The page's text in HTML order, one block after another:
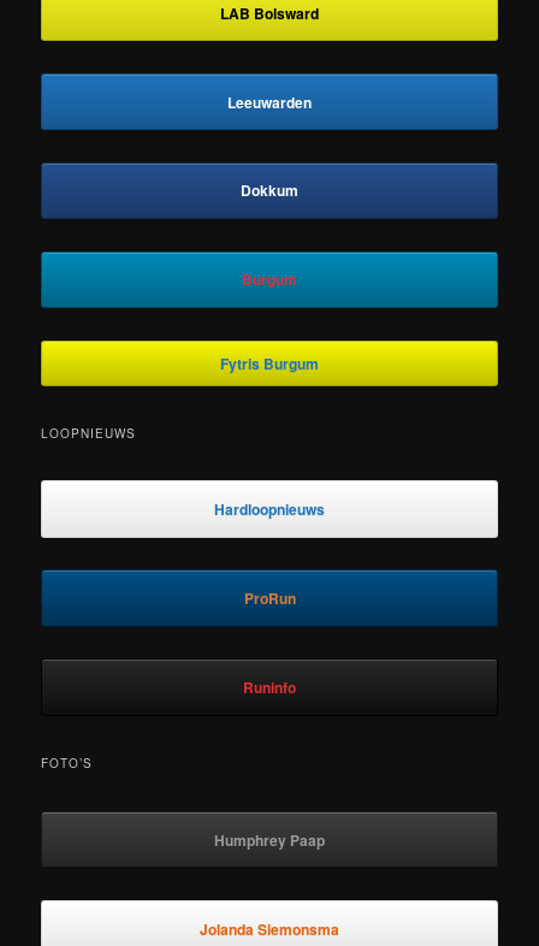
LAB Bolsward
Leeuwarden
Dokkum
Burgum
Fytris Burgum
LOOPNIEUWS
Hardloopnieuws
ProRun
Runinfo
FOTO’S
Humphrey Paap
Jolanda Siemonsma